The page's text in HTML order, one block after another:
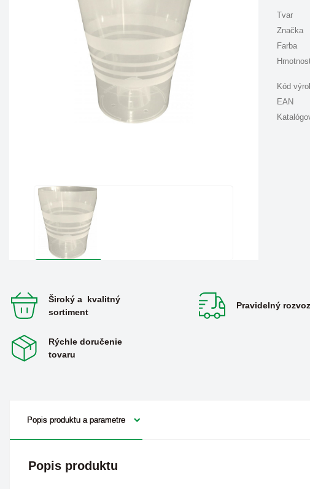
Tvar
Značka
Farba
Kód
EAN
Široký a kvalitný
sortiment
Pravidelný rozvoz
Rýchle doručenie
tovaru
Popis produktu a parametre
Popis produktu